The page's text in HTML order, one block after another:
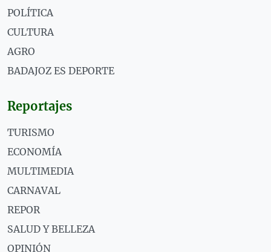
POLÍTICA
CULTURA
AGRO
BADAJOZ ES DEPORTE
Reportajes
TURISMO
ECONOMÍA
MULTIMEDIA
CARNAVAL
REPOR
SALUD Y BELLEZA
OPINIÓN